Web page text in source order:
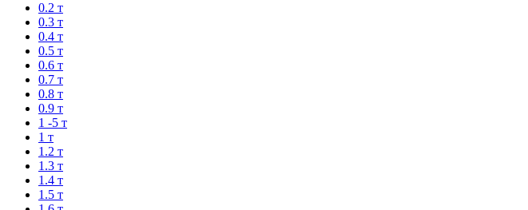
0.2 т
0.3 т
0.4 т
0.5 т
0.6 т
0.7 т
0.8 т
0.9 т
1 -5 т
1 т
1.2 т
1.3 т
1.4 т
1.5 т